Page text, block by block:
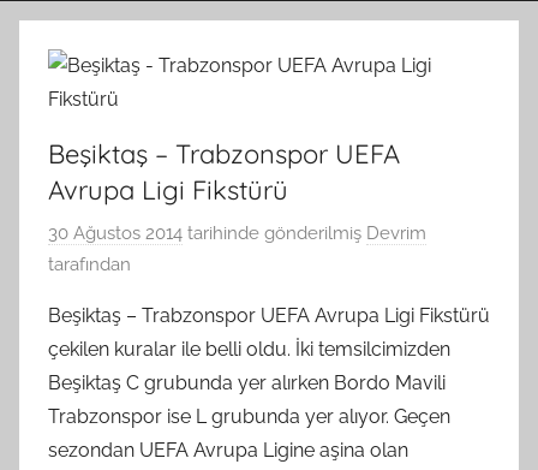
Beşiktaş – Trabzonspor UEFA
Avrupa Ligi Fikstürü
30 Ağustos 2014 tarihinde gönderilmiş Devrim
tarafından
Beşiktaş – Trabzonspor UEFA Avrupa Ligi Fikstürü
çekilen kuralar ile belli oldu. İki temsilcimizden
Beşiktaş C grubunda yer alırken Bordo Mavili
Trabzonspor ise L grubunda yer alıyor. Geçen
sezondan UEFA Avrupa Ligine aşina olan